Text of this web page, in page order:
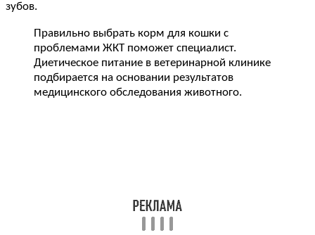
зубов.
Правильно выбрать корм для кошки с
проблемами ЖКТ поможет специалист.
Диетическое питание в ветеринарной клинике
подбирается на основании результатов
медицинского обследования животного.